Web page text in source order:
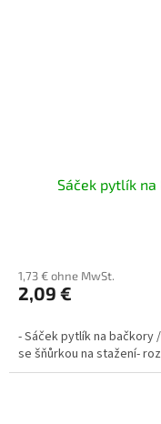
Sáček pytlík
1,73 € ohne MwSt.
2,09 €
- Sáček pytlík na bačkory
se šňůrkou na stažení-